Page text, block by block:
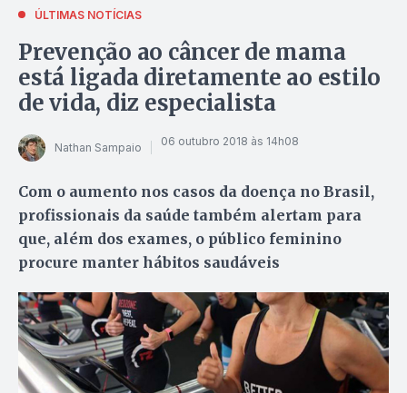
ÚLTIMAS NOTÍCIAS
Prevenção ao câncer de mama
está ligada diretamente ao estilo
de vida, diz especialista
Nathan Sampaio 06 outubro 2018 às 14h08
Com o aumento nos casos da doença no Brasil,
profissionais da saúde também alertam para
que, além dos exames, o público feminino
procure manter hábitos saudáveis